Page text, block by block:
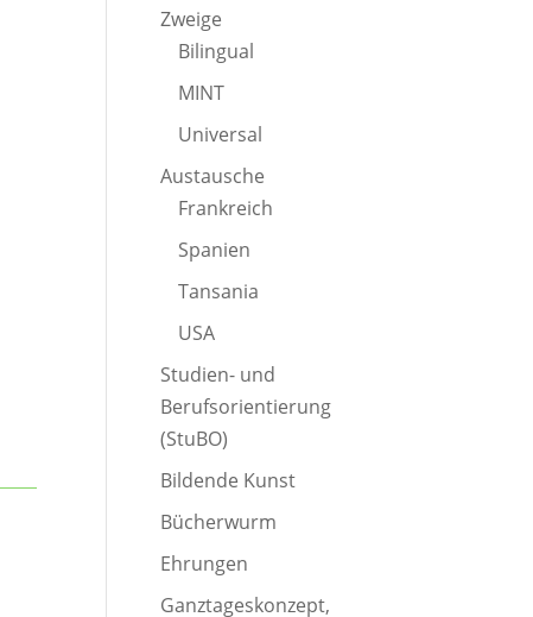
Zweige
Bilingual
MINT
Universal
Austausche
Frankreich
Spanien
Tansania
USA
Studien- und
Berufsorientierung
(StuBO)
Bildende Kunst
Bücherwurm
Ehrungen
Ganztageskonzept,